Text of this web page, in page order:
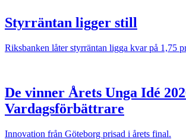
Styrräntan ligger still
Riksbanken låter styrräntan ligga kvar på 1,75
De vinner Årets Unga Idé
Vardagsförbättrare
Innovation från Göteborg prisad i årets final.